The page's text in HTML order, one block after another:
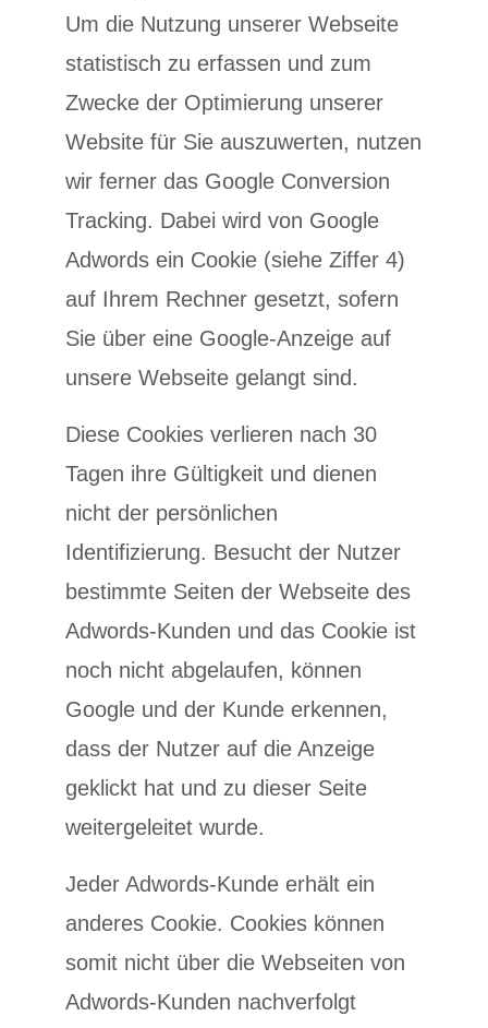
Um die Nutzung unserer Webseite
statistisch zu erfassen und zum
Zwecke der Optimierung unserer
Website für Sie auszuwerten, nutzen
wir ferner das Google Conversion
Tracking. Dabei wird von Google
Adwords ein Cookie (siehe Ziffer 4)
auf Ihrem Rechner gesetzt, sofern
Sie über eine Google-Anzeige auf
unsere Webseite gelangt sind.
Diese Cookies verlieren nach 30
Tagen ihre Gültigkeit und dienen
nicht der persönlichen
Identifizierung. Besucht der Nutzer
bestimmte Seiten der Webseite des
Adwords-Kunden und das Cookie ist
noch nicht abgelaufen, können
Google und der Kunde erkennen,
dass der Nutzer auf die Anzeige
geklickt hat und zu dieser Seite
weitergeleitet wurde.
Jeder Adwords-Kunde erhält ein
anderes Cookie. Cookies können
somit nicht über die Webseiten von
Adwords-Kunden nachverfolgt